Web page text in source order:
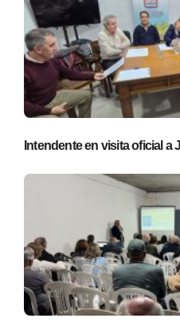
Intendente en visita oficial a